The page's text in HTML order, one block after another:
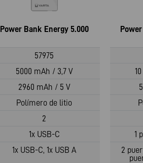
Power Bank Energy 5.000
57975
5000 mAh / 3,7 V
2960 mAh / 5 V
Polímero de litio
2
1x USB-C
1
1x USB-C, 1x USB A
2